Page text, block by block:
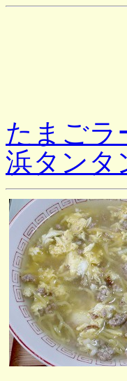
たまごラ
浜タンタ